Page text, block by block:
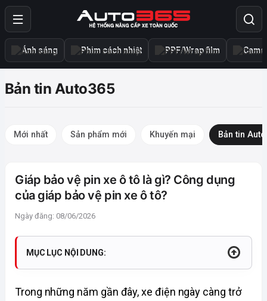
Ánh sáng Phim cách nhiệt PPF/Wrap film
Bản tin Auto365
Mới nhất Sản phẩm mới Khuyến mại Bản tin
Giáp bảo vệ pin xe ô tô là gì? Công dụng
của giáp bảo vệ pin xe ô tô?
Ngày đăng: 08/06/2026
MỤC LỤC NỘI DUNG:
Trong những năm gần đây, xe điện ngày càng trở